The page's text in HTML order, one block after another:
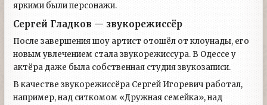
яркими были персонажи.
Сергей Гладков — звукорежиссёр
После завершения шоу артист отошёл от клоунады, его
новым увлечением стала звукорежиссура. В Одессе у
актёра даже была собственная студия звукозаписи.
В качестве звукорежиссёра Сергей Игоревич работал,
например, над ситкомом «Дружная семейка», над